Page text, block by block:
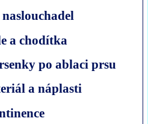
a chodítka
po ablaci prsu
a náplasti